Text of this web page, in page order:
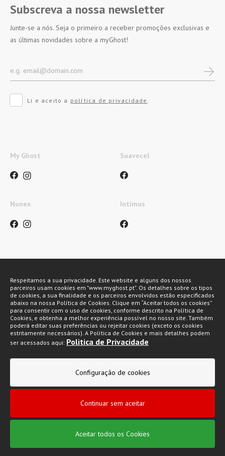
Subscreva a nossa newsletter
Junte-se a nós. Seja o primeiro a receber promoções exclusivas e
as últimas novidades sobre a myGhost!
Li e aceito a política de privacidade
My Ghost Suavecel
Nunex Intimus
Métodos de pagamento
Condições gerais de venda
Respeitamos a sua privacidade. Este website e alguns dos nossos
parceiros usam cookies em "www.myghost.pt". Os detalhes sobre os tipos
de cookies, a sua finalidade e os parceiros envolvidos estão especificados
abaixo na nossa Política de Cookies. Clique em “Aceitar todos os cookies”
para consentir com o uso de cookies, conforme descrito na Política de
Cookies, e obtenha a melhor experiência possível no nosso site. Também
poderá editar suas preferências ou rejeitar cookies (exceto os cookies
estritamente necessários). A Política de Cookies e mais detalhes podem
ser acessados aqui: Politica de Privacidade
Configuração de cookies
Continuar sem aceitar
Aceitar todos os Cookies